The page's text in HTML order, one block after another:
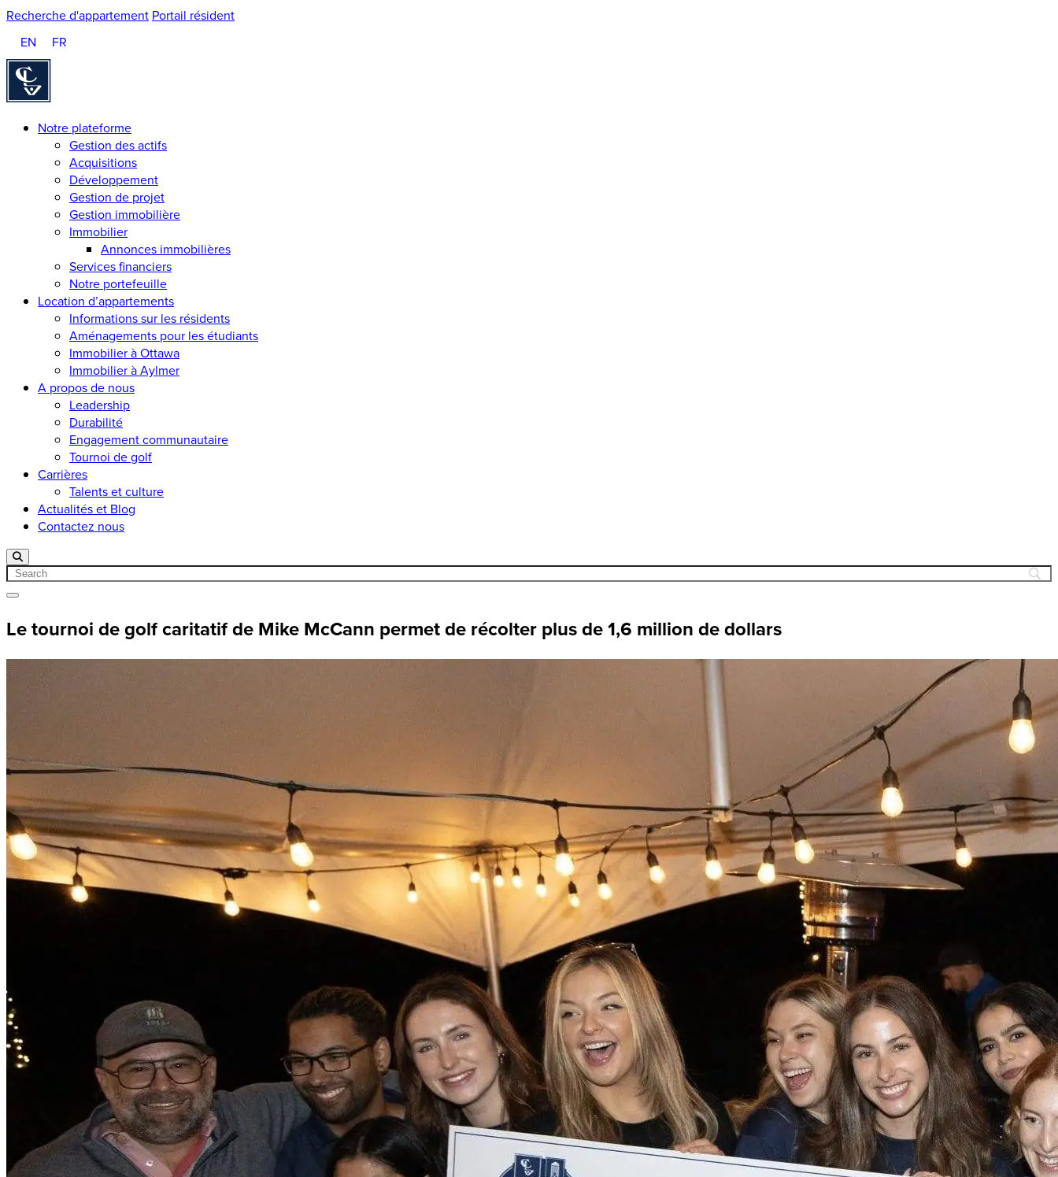
Recherche d'appartement Portail résident
EN
FR
Notre plateforme
Gestion des actifs
Acquisitions
Développement
Gestion de projet
Gestion immobilière
Immobilier
Annonces immobilières
Services financiers
Notre portefeuille
Location d’appartements
Informations sur les résidents
Aménagements pour les étudiants
Immobilier à Ottawa
Immobilier à Aylmer
A propos de nous
Leadership
Durabilité
Engagement communautaire
Tournoi de golf
Carrières
Talents et culture
Actualités et Blog
Contactez nous
Search
Open menu
Le tournoi de golf caritatif de Mike McCann permet de récolter plus de 1,6 million de dollars